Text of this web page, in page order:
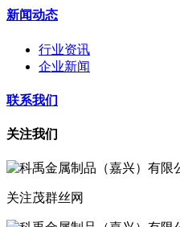
新闻动态
行业资讯
企业新闻
联系我们
关注我们
关注茂群丝网